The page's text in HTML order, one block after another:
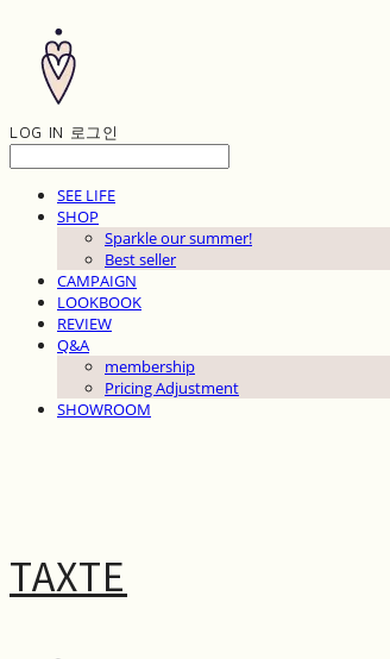
LOG IN 로그인
SEE LIFE
SHOP
Sparkle our summer!
Best seller
CAMPAIGN
LOOKBOOK
REVIEW
Q&A
membership
Pricing Adjustment
SHOWROOM
TAXTE